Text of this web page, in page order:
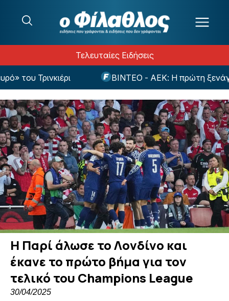
Τελευταίες Ειδήσεις
Τρινκιέρι ΒΙΝΤΕΟ - ΑΕΚ: Η πρώτη ξενάγηση
Η Παρί άλωσε το Λονδίνο και
έκανε το πρώτο βήμα για τον
τελικό του Champions League
30/04/2025